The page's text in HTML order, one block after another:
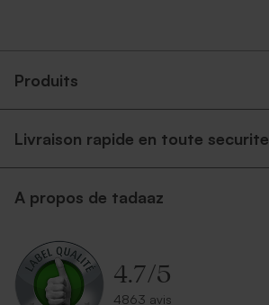
Produits
Livraison rapide en toute securite
A propos de tadaaz
4.7/5
4863 avis